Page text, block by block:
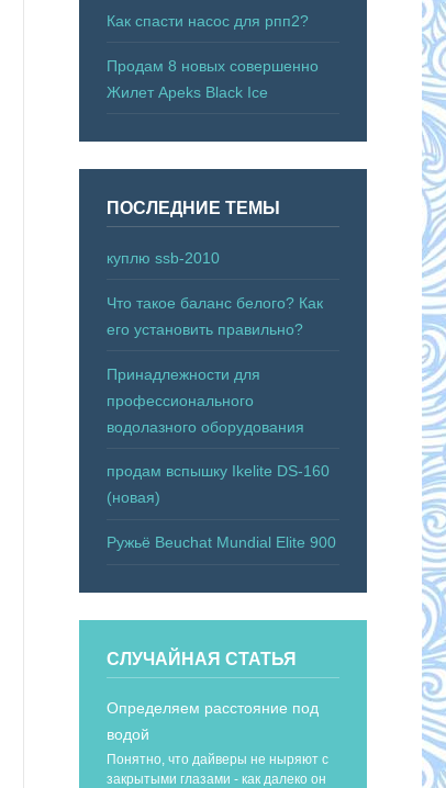
Как спасти насос для рпп2?
Продам 8 новых совершенно
Жилет Apeks Black Ice
ПОСЛЕДНИЕ ТЕМЫ
куплю ssb-2010
Что такое баланс белого? Как
его установить правильно?
Принадлежности для
профессионального
водолазного оборудования
продам вспышку Ikelite DS-160
(новая)
Ружьё Beuchat Mundial Elite 900
СЛУЧАЙНАЯ СТАТЬЯ
Определяем расстояние под
водой
Понятно, что дайверы не ныряют с
закрытыми глазами - как далеко он